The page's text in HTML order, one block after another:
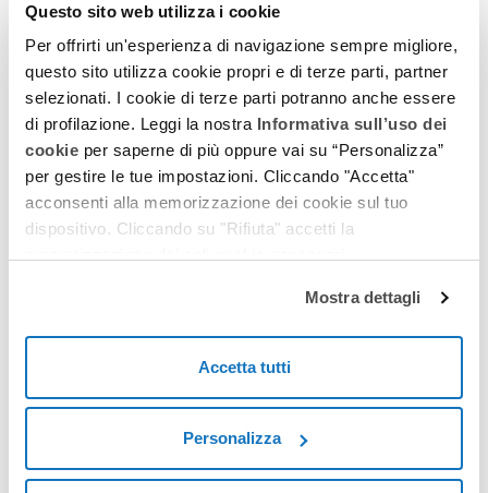
Questo sito web utilizza i cookie
Per offrirti un'esperienza di navigazione sempre migliore,
questo sito utilizza cookie propri e di terze parti, partner
selezionati. I cookie di terze parti potranno anche essere
di profilazione. Leggi la nostra Informativa sull’uso dei
cookie per saperne di più oppure vai su “Personalizza”
per gestire le tue impostazioni. Cliccando "Accetta"
acconsenti alla memorizzazione dei cookie sul tuo
dispositivo. Cliccando su "Rifiuta" accetti la
Mostra dettagli
Accetta tutti
Personalizza
Nel dettaglio tale coefficiente sarà:
110 per la prima casa
120 per fabbricati con codici catastali A e C
140 per fabbricati con codice catastale B
60 per fabbricati con codice catastale A/10 e D
40.8 per fabbricati con codice catastale C/1e E
Per i terreni non edificabili la base imponibile viene calcolata
moltiplicando il reddito dominicale per 90 rivalutato del 25%.
Per quanto concerne l’aliquota, il suo valore viene calcolato tenendo
4% per coniugi e parenti in linea diretta
6% per fratelli e sorelle
6% sul valore totale per tutti gli altri parenti fino a quarto grado se